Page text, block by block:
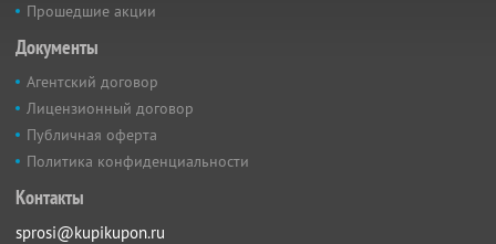
Прошедшие акции
Документы
Агентский договор
Лицензионный договор
Публичная оферта
Политика конфиденциальности
Контакты
sprosi@kupikupon.ru